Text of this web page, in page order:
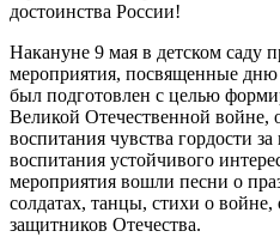
достоинства России!
Накануне 9 мая в детском саду
мероприятия, посвященные
был подготовлен с целью
Великой Отечественной войне,
воспитания чувства гордости
воспитания устойчивого
мероприятия вошли песни о
солдатах, танцы, стихи о
защитников Отечества.